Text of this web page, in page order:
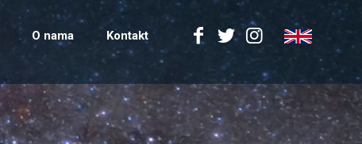
O nama Kontakt